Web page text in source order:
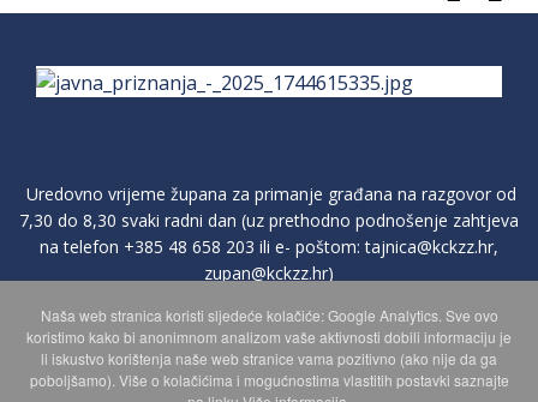
Uredovno vrijeme župana za primanje građana na razgovor od
7,30 do 8,30 svaki radni dan (uz prethodno podnošenje zahtjeva
na telefon +385 48 658 203 ili e- poštom:tajnica@kckzz.hr,
zupan@kckzz.hr)
POLITIKA ZAŠTITE PRIVATNOSTI OSOBNIH PODATAKA
Naša web stranica koristi sljedeće kolačiće: Google Analytics. Sve ovo
koristimo kako bi anonimnom analizom vaše aktivnosti dobili informaciju je
li iskustvo korištenja naše web stranice vama pozitivno (ako nije da ga
poboljšamo). Više o kolačićima i mogućnostima vlastitih postavki saznajte